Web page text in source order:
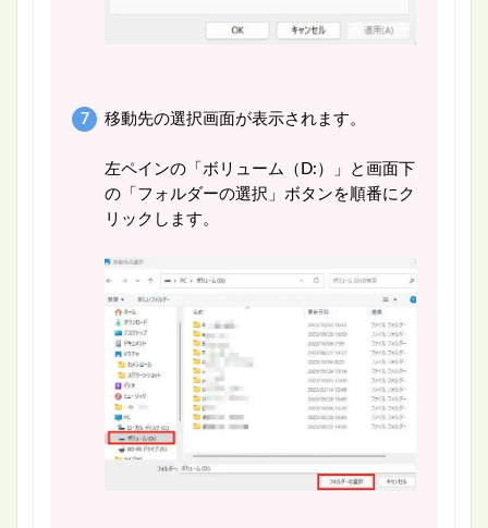
移動先の選択画面が表示されます。
左ペインの「ボリューム（D:）」と画面下
の「フォルダーの選択」ボタンを順番にク
リックします。